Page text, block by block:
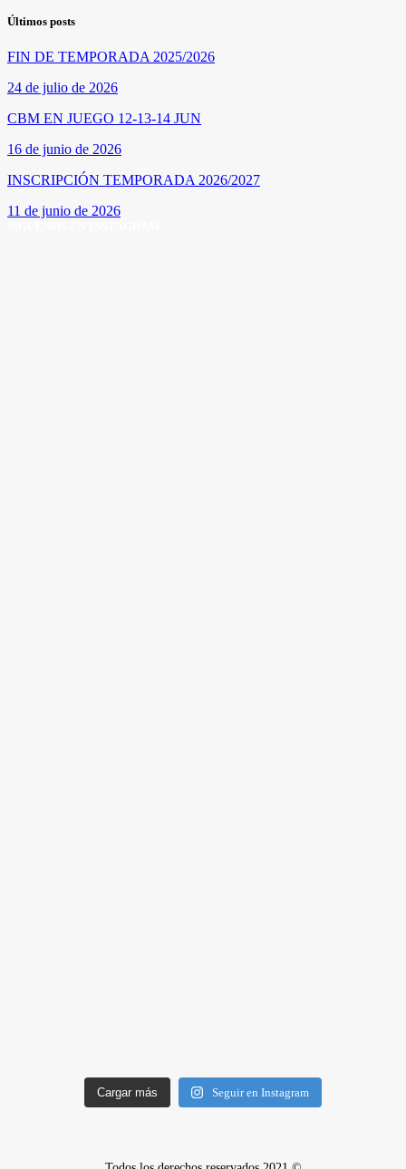
Últimos posts
FIN DE TEMPORADA 2025/2026
24 de julio de 2026
CBM EN JUEGO 12-13-14 JUN
16 de junio de 2026
INSCRIPCIÓN TEMPORADA 2026/2027
11 de junio de 2026
Cargar más Seguir en Instagram